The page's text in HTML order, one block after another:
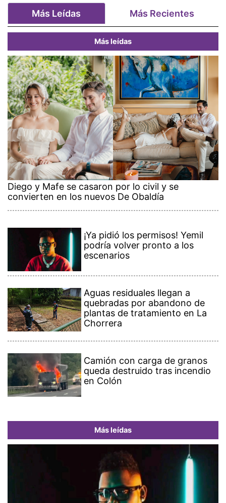
Más Leídas Más Recientes
Más leídas
Diego y Mafe se casaron por lo civil y se
convierten en los nuevos De Obaldía
¡Ya pidió los permisos! Yemil
podría volver pronto a los
escenarios
Aguas residuales llegan a
quebradas por abandono de
plantas de tratamiento en La
Chorrera
Camión con carga de granos
queda destruido tras incendio
en Colón
Más leídas